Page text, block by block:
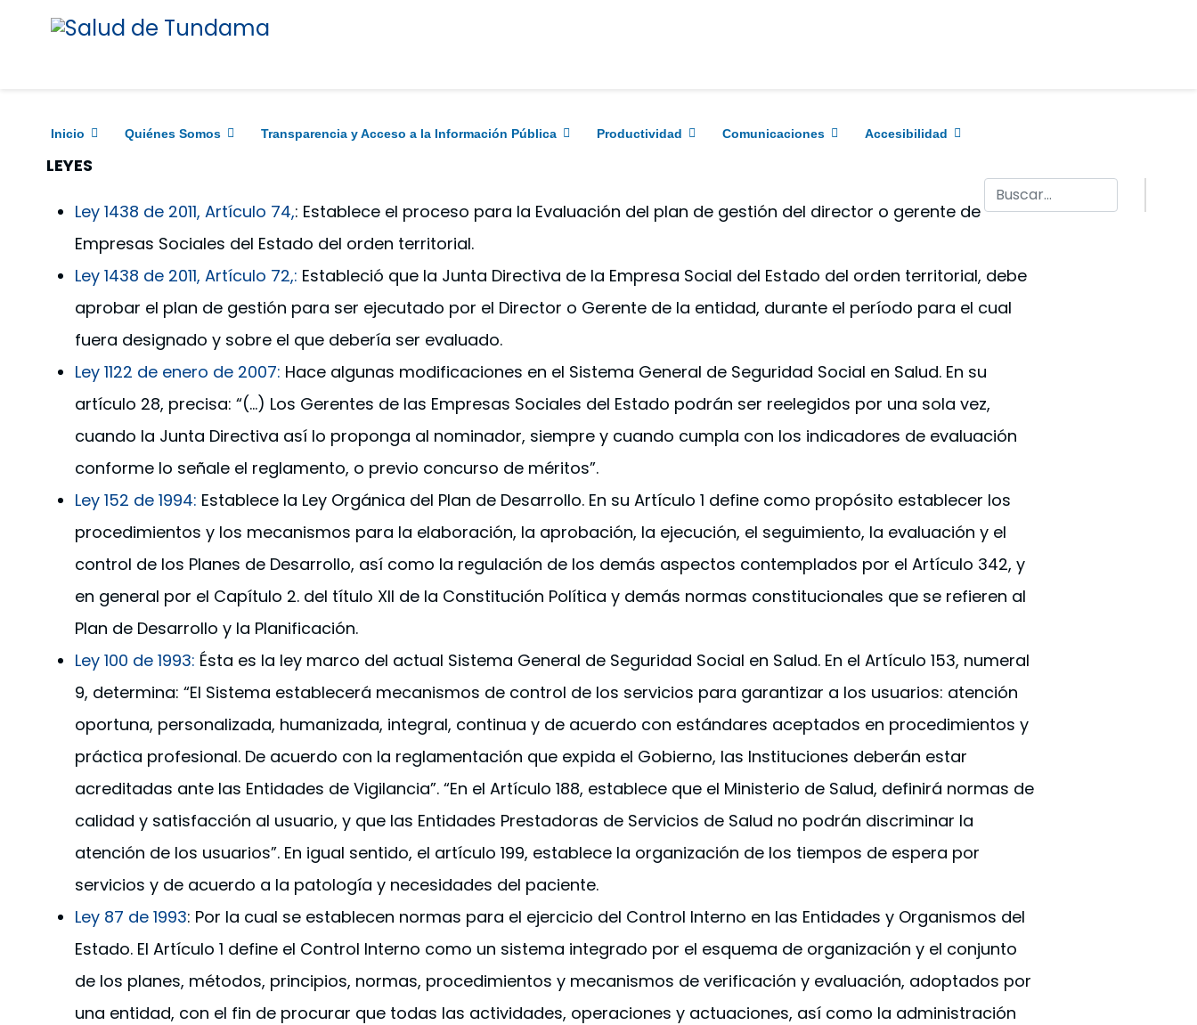
Inicio Quiénes Somos Transparencia y Acceso a la Información Pública Productividad Comunicaciones Accesibilidad
Buscar
LEYES
Ley 1438 de 2011, Artículo 74,: Establece el proceso para la Evaluación del plan de gestión del director o gerente de
Empresas Sociales del Estado del orden territorial.
Ley 1438 de 2011, Artículo 72,: Estableció que la Junta Directiva de la Empresa Social del Estado del orden territorial, debe
aprobar el plan de gestión para ser ejecutado por el Director o Gerente de la entidad, durante el período para el cual
fuera designado y sobre el que debería ser evaluado.
Ley 1122 de enero de 2007: Hace algunas modificaciones en el Sistema General de Seguridad Social en Salud. En su
artículo 28, precisa: “(…) Los Gerentes de las Empresas Sociales del Estado podrán ser reelegidos por una sola vez,
cuando la Junta Directiva así lo proponga al nominador, siempre y cuando cumpla con los indicadores de evaluación
conforme lo señale el reglamento, o previo concurso de méritos”.
Ley 152 de 1994: Establece la Ley Orgánica del Plan de Desarrollo. En su Artículo 1 define como propósito establecer los
procedimientos y los mecanismos para la elaboración, la aprobación, la ejecución, el seguimiento, la evaluación y el
control de los Planes de Desarrollo, así como la regulación de los demás aspectos contemplados por el Artículo 342, y
en general por el Capítulo 2. del título XII de la Constitución Política y demás normas constitucionales que se refieren al
Plan de Desarrollo y la Planificación.
Ley 100 de 1993: Ésta es la ley marco del actual Sistema General de Seguridad Social en Salud. En el Artículo 153, numeral
9, determina: “El Sistema establecerá mecanismos de control de los servicios para garantizar a los usuarios: atención
oportuna, personalizada, humanizada, integral, continua y de acuerdo con estándares aceptados en procedimientos y
práctica profesional. De acuerdo con la reglamentación que expida el Gobierno, las Instituciones deberán estar
acreditadas ante las Entidades de Vigilancia”. “En el Artículo 188, establece que el Ministerio de Salud, definirá normas de
calidad y satisfacción al usuario, y que las Entidades Prestadoras de Servicios de Salud no podrán discriminar la
atención de los usuarios”. En igual sentido, el artículo 199, establece la organización de los tiempos de espera por
servicios y de acuerdo a la patología y necesidades del paciente.
Ley 87 de 1993: Por la cual se establecen normas para el ejercicio del Control Interno en las Entidades y Organismos del
Estado. El Artículo 1 define el Control Interno como un sistema integrado por el esquema de organización y el conjunto
de los planes, métodos, principios, normas, procedimientos y mecanismos de verificación y evaluación, adoptados por
una entidad, con el fin de procurar que todas las actividades, operaciones y actuaciones, así como la administración